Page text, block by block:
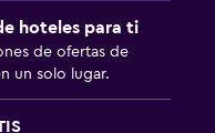
hoteles para ti
de ofertas de
un solo lugar.